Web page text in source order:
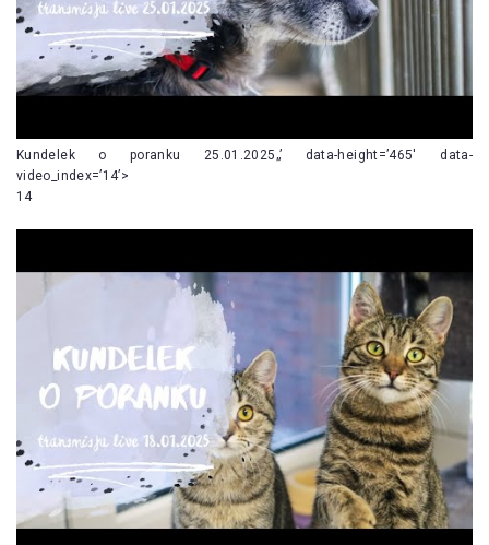
Kundelek o poranku 25.01.2025„’ data-height=’465′ data-
video_index=’14’>
14